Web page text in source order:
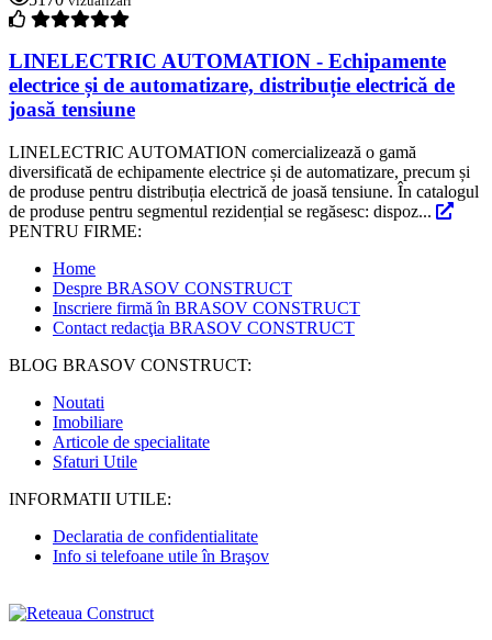
LINELECTRIC AUTOMATION - Echipamente
electrice și de automatizare, distribuție electrică de
joasă tensiune
LINELECTRIC AUTOMATION comercializează o gamă
diversificată de echipamente electrice și de automatizare, precum și
de produse pentru distribuția electrică de joasă tensiune. În catalogul
de produse pentru segmentul rezidențial se regăsesc: dispoz...
PENTRU FIRME:
Home
Despre BRASOV CONSTRUCT
Inscriere firmă în BRASOV CONSTRUCT
Contact redacţia BRASOV CONSTRUCT
BLOG BRASOV CONSTRUCT:
Noutati
Imobiliare
Articole de specialitate
Sfaturi Utile
INFORMATII UTILE:
Declaratia de confidentialitate
Info si telefoane utile în Braşov